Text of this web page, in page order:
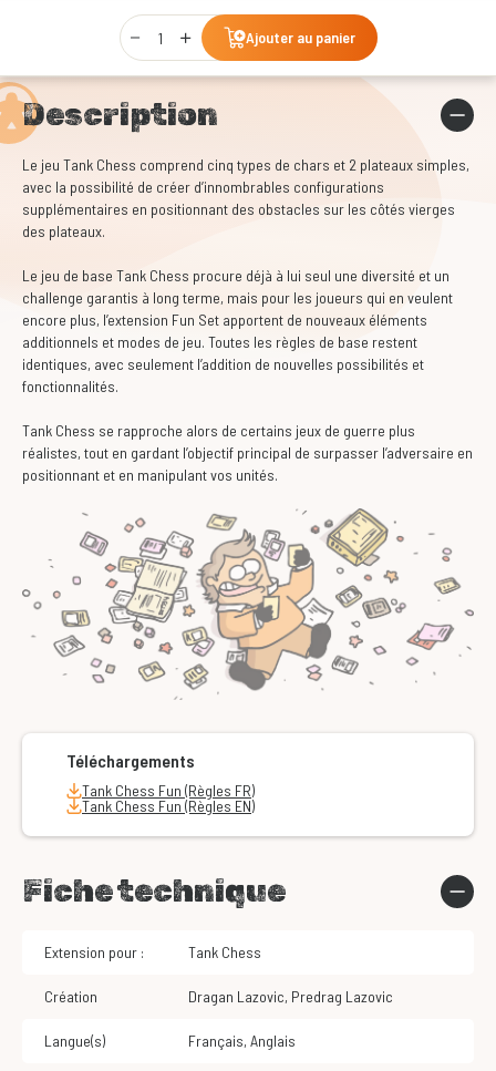
Qty
Ajouter au panier
Description
Le jeu Tank Chess comprend cinq types de chars et 2 plateaux simples,
avec la possibilité de créer d’innombrables configurations
supplémentaires en positionnant des obstacles sur les côtés vierges
des plateaux.
Le jeu de base Tank Chess procure déjà à lui seul une diversité et un
challenge garantis à long terme, mais pour les joueurs qui en veulent
encore plus, l’extension Fun Set apportent de nouveaux éléments
additionnels et modes de jeu. Toutes les règles de base restent
identiques, avec seulement l’addition de nouvelles possibilités et
fonctionnalités.
Tank Chess se rapproche alors de certains jeux de guerre plus
réalistes, tout en gardant l’objectif principal de surpasser l’adversaire en
positionnant et en manipulant vos unités.
Téléchargements
Tank Chess Fun (Règles FR)
Tank Chess Fun (Règles EN)
Fiche technique
Extension pour : Tank Chess
Création Dragan Lazovic, Predrag Lazovic
Langue(s) Français, Anglais